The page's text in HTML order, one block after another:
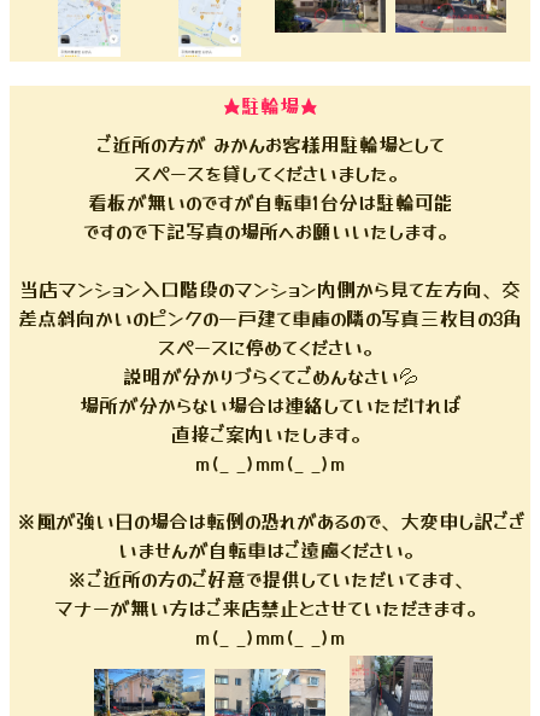
★駐輪場★
ご近所の方が みかんお客様用駐輪場として
スペースを貸してくださいました。
看板が無いのですが自転車1台分は駐輪可能
ですので下記写真の場所へお願いいたします。
当店マンション入口階段のマンション内側から見て左方向、交
差点斜向かいのピンクの一戸建て車庫の隣の写真三枚目の3角
スペースに停めてください。
説明が分かりづらくてごめんなさい💦
場所が分からない場合は連絡していただければ
直接ご案内いたします。
m(_ _)mm(_ _)m
※風が強い日の場合は転倒の恐れがあるので、大変申し訳ござ
いませんが自転車はご遠慮ください。
※ご近所の方のご好意で提供していただいてます、
マナーが無い方はご来店禁止とさせていただきます。
m(_ _)mm(_ _)m